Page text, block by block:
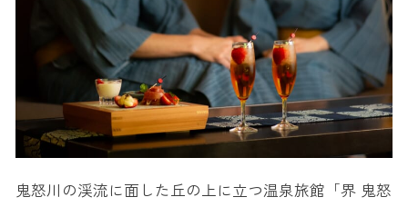
鬼怒川の渓流に面した丘の上に立つ温泉旅館「界 鬼怒